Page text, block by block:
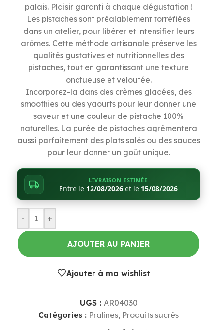
palais. Plaisir garanti à chaque dégustation !
Les pistaches sont préalablement torréfiées
dans un atelier, pour libérer et intensifier leurs
arômes. Cette méthode artisanale préserve les
qualités gustatives et nutritionnelles des
pistaches, tout en garantissant une texture
onctueuse et veloutée.
Incorporez-la dans des crèmes glacées, des
smoothies ou des yaourts pour leur donner une
saveur et une couleur de pistache 100%
naturelles. La purée de pistaches agrémentera
aussi parfaitement des plats salés ou des sauces
pour leur donner un goût unique.
LIVRAISON ESTIMÉE
Entre le 12/08/2026et le 15/08/2026
- +
AJOUTER AU PANIER
Ajouter à ma wishlist
UGS : AR04030
Catégories : Pralines, Produits sucrés